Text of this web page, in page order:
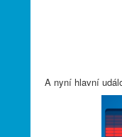
A nyní hlavní